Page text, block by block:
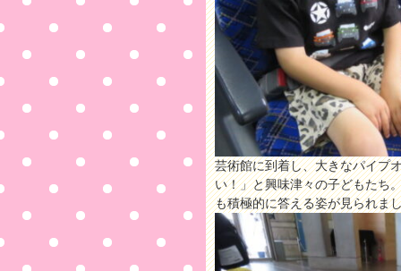
芸術館に到着し、大きなパイプ
い！」と興味津々の子どもたち
も積極的に答える姿が見られま